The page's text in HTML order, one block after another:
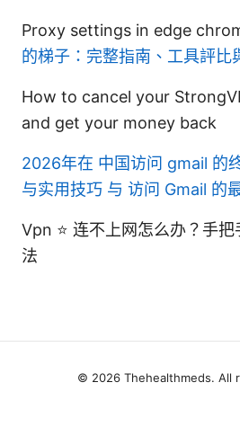
Proxy settings in edge
的梯子：完整指南、工具評比
How to cancel your
and get your money back
2026年在 中国访问 gmail 的
与实用技巧 与 访问 Gmail 的
Vpn ⭐ 连不上网怎么办？手
法
© 2026 Thehealthmeds. All